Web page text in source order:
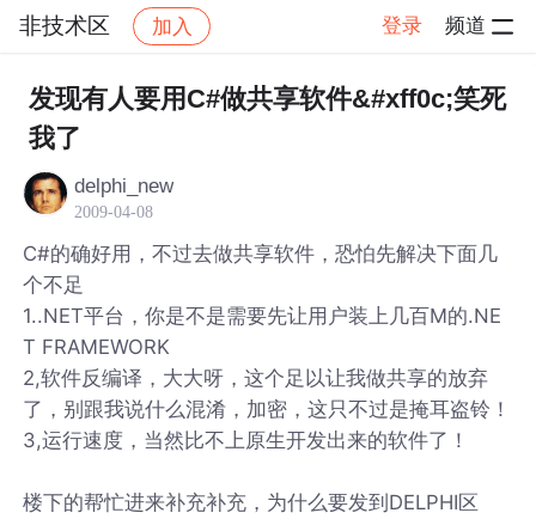
非技术区 加入 登录 频道
社区 非技术区 帖子详情
发现有人要用C#做共享软件&#xff0c;笑死
我了
delphi_new
2009-04-08
C#的确好用，不过去做共享软件，恐怕先解决下面几
个不足
1..NET平台，你是不是需要先让用户装上几百M的.NE
T FRAMEWORK
2,软件反编译，大大呀，这个足以让我做共享的放弃
了，别跟我说什么混淆，加密，这只不过是掩耳盗铃！
3,运行速度，当然比不上原生开发出来的软件了！
楼下的帮忙进来补充补充，为什么要发到DELPHI区